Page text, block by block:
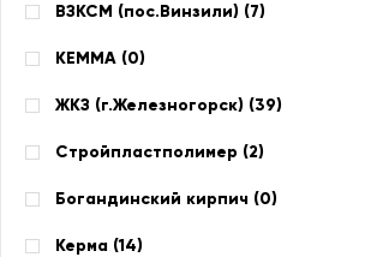
ВЗКСМ (пос.Винзили) (7)
КЕММА (0)
ЖКЗ (г.Железногорск) (39)
Стройпластполимер (2)
Богандинский кирпич (0)
Керма (14)